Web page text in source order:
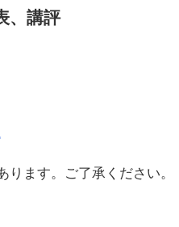
、講評
ます。ご了承ください。